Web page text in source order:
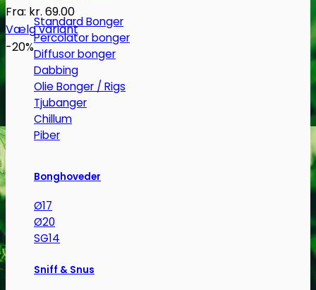
Standard Bonger
Percolator bonger
Diffusor bonger
Dabbing
Olie Bonger / Rigs
Tjubanger
Chillum
Piber
Bonghoveder
Ø17
Ø20
SG14
Sniff & Snus
Fra: kr. 69.00
Vælg variant
Dette
har
varianter.
Mulighederne
kan
vælges
på
varesiden
-20%